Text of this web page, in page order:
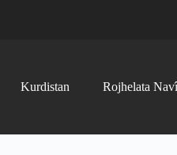
Kurdistan Rojhelata